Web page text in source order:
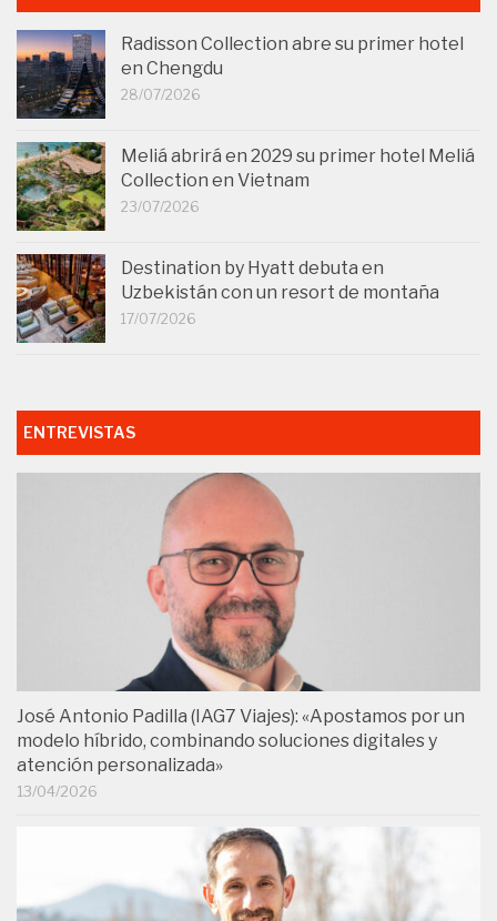
Radisson Collection abre su primer hotel
en Chengdu
28/07/2026
Meliá abrirá en 2029 su primer hotel Meliá
Collection en Vietnam
23/07/2026
Destination by Hyatt debuta en
Uzbekistán con un resort de montaña
17/07/2026
ENTREVISTAS
José Antonio Padilla (IAG7 Viajes): «Apostamos por un
modelo híbrido, combinando soluciones digitales y
atención personalizada»
13/04/2026